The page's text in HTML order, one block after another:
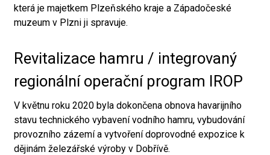
která je majetkem Plzeňského kraje a Západočeské
muzeum v Plzni ji spravuje.
Revitalizace hamru / integrovaný
regionální operační program IROP
V květnu roku 2020 byla dokončena obnova havarijního
stavu technického vybavení vodního hamru, vybudování
provozního zázemí a vytvoření doprovodné expozice k
dějinám železářské výroby v Dobřívě.